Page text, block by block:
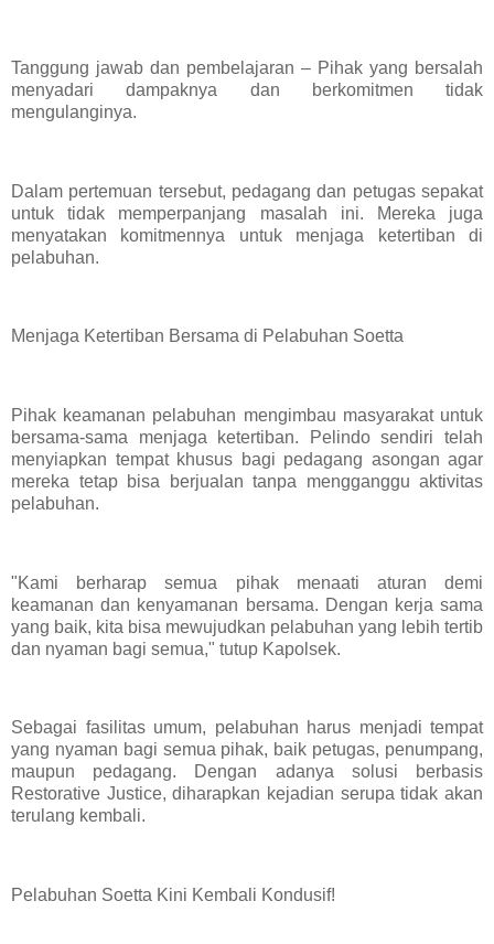
Tanggung jawab dan pembelajaran – Pihak yang bersalah
menyadari dampaknya dan berkomitmen tidak
mengulanginya.
Dalam pertemuan tersebut, pedagang dan petugas sepakat
untuk tidak memperpanjang masalah ini. Mereka juga
menyatakan komitmennya untuk menjaga ketertiban di
pelabuhan.
Menjaga Ketertiban Bersama di Pelabuhan Soetta
Pihak keamanan pelabuhan mengimbau masyarakat untuk
bersama-sama menjaga ketertiban. Pelindo sendiri telah
menyiapkan tempat khusus bagi pedagang asongan agar
mereka tetap bisa berjualan tanpa mengganggu aktivitas
pelabuhan.
"Kami berharap semua pihak menaati aturan demi
keamanan dan kenyamanan bersama. Dengan kerja sama
yang baik, kita bisa mewujudkan pelabuhan yang lebih tertib
dan nyaman bagi semua," tutup Kapolsek.
Sebagai fasilitas umum, pelabuhan harus menjadi tempat
yang nyaman bagi semua pihak, baik petugas, penumpang,
maupun pedagang. Dengan adanya solusi berbasis
Restorative Justice, diharapkan kejadian serupa tidak akan
terulang kembali.
Pelabuhan Soetta Kini Kembali Kondusif!